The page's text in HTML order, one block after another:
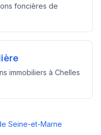
foncières de
immobiliers à Chelles
Seine-et-Marne